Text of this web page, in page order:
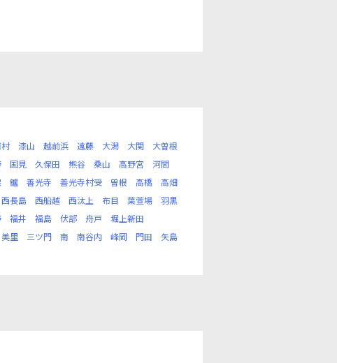
漆山 越前浜 遠藤 大潟 大関
大曽根
国見 久保田 熊谷 桑山 高野宮
河間
鱸 善光寺 善光寺村受 曽根 高橋
高畑
西長島 西船越 西汰上 布目 葉萱場
羽黒
福井 福島 伏部 舟戸
堀上新田
美里 三ツ門 南 南谷内 峰岡 門田
矢島